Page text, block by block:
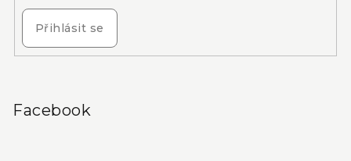
Přihlásit se
Facebook